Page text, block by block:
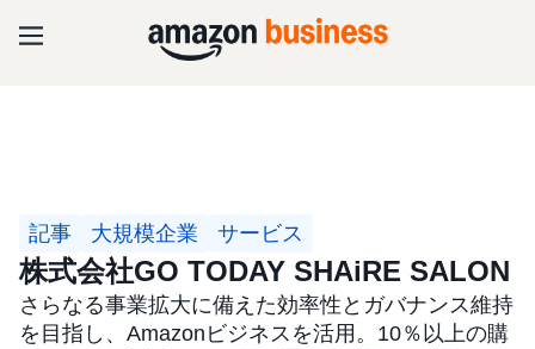
記事 大規模企業 サービス
株式会社GO TODAY SHAiRE SALON
さらなる事業拡大に備えた効率性とガバナンス維持
を目指し、Amazonビジネスを活用。10％以上の購